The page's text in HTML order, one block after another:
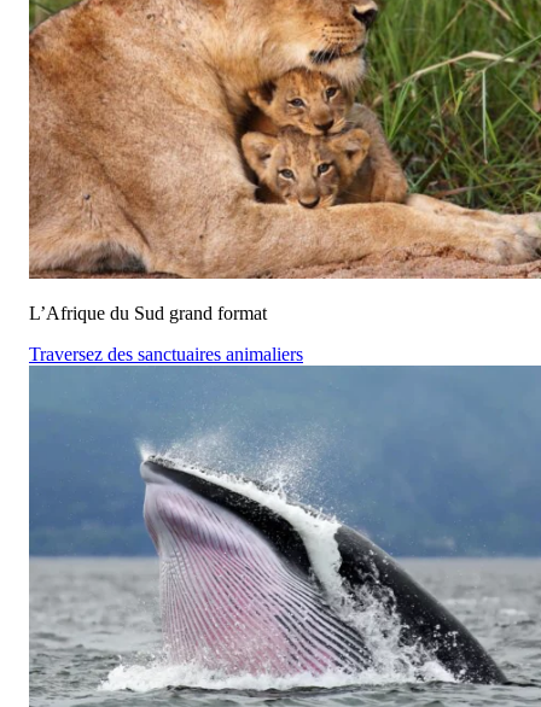
L’Afrique du Sud grand format
Traversez des sanctuaires animaliers